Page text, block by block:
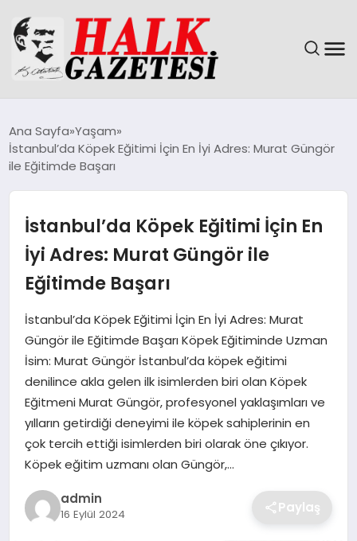
DÜNYA
EKONOMI
MAGAZIN
SAĞLIK
SIYASET
SPOR
TEKNOLOJI
YAŞAM
Ana Sayfa Yaşam
İstanbul’da Köpek Eğitimi İçin En İyi Adres: Murat Güngör
ile Eğitimde Başarı
İstanbul’da Köpek Eğitimi İçin En
İyi Adres: Murat Güngör ile
Eğitimde Başarı
İstanbul’da Köpek Eğitimi İçin En İyi Adres: Murat
Güngör ile Eğitimde Başarı Köpek Eğitiminde Uzman
İsim: Murat Güngör İstanbul’da köpek eğitimi
denilince akla gelen ilk isimlerden biri olan Köpek
Eğitmeni Murat Güngör, profesyonel yaklaşımları ve
yılların getirdiği deneyimi ile köpek sahiplerinin en
çok tercih ettiği isimlerden biri olarak öne çıkıyor.
Köpek eğitim uzmanı olan Güngör,…
admin
16 Eylül 2024 Paylaş